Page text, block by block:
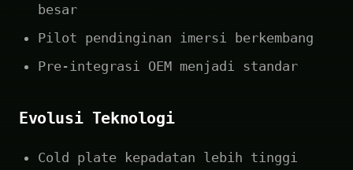
besar
Pilot pendinginan imersi berkembang
Pre-integrasi OEM menjadi standar
Evolusi Teknologi
Cold plate kepadatan lebih tinggi